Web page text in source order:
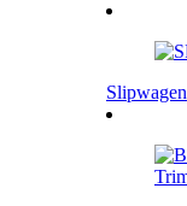
Slipwagen